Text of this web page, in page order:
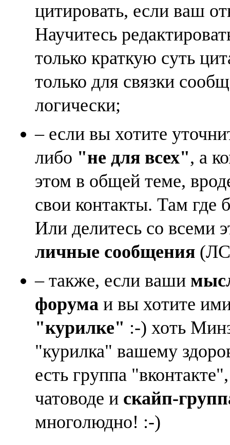
цитировать, если ваш
Научитесь
только краткую суть
только для связки
логически;
– если вы хотите
либо "не для всех", а
этом в общей теме,
свои контакты. Там где
Или делитесь со всеми
личные сообщения
– также, если ваши
форума и вы хотите
"курилке" :-) хоть
"курилка" вашему
есть группа
чатоводе и скайп-
многолюдно! :-)